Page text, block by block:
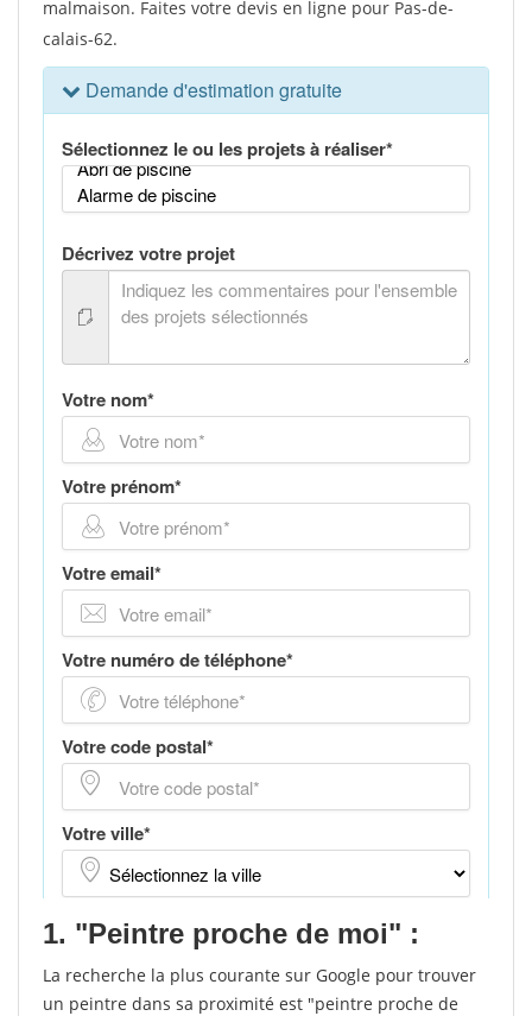
malmaison. Faites votre devis en ligne pour Pas-de-
calais-62.
1. "Peintre proche de moi" :
La recherche la plus courante sur Google pour trouver
un peintre dans sa proximité est "peintre proche de